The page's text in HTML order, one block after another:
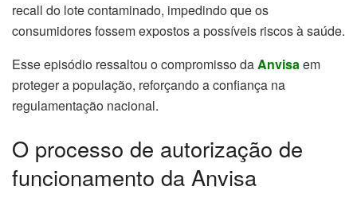
recall do lote contaminado, impedindo que os
consumidores fossem expostos a possíveis riscos à saúde.
Esse episódio ressaltou o compromisso daAnvisaem
proteger a população, reforçando a confiança na
regulamentação nacional.
O processo de autorização de
funcionamento da Anvisa